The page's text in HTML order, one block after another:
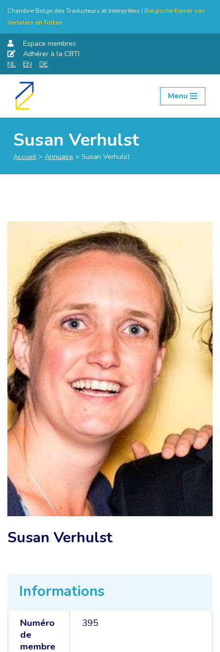
Chambre Belge des Traducteurs et Interprètes | Belgische Kamer van
Vertalers en Tolken
Espace membres
Adhérer à la CBTI
NL
EN DE
Aller
Menu
Susan Verhulst
Accueil > Annuaire > Susan Verhulst
Informations
Numéro
de
membre
395
Susan Verhulst